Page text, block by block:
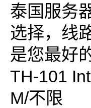
泰国服务
选择，线
是您最好
TH-101
M/不限